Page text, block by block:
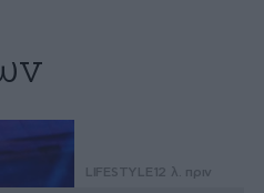
LIFESTYLE 12 λ. πριν